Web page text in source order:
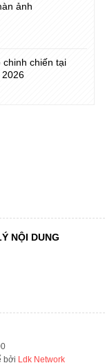
ảnh
chinh chiến tại
2026
NỘI DUNG
bởi Ldk Network